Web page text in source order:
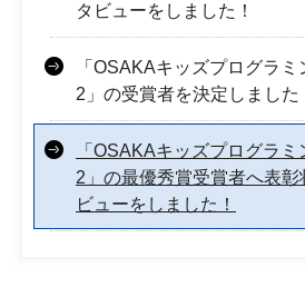
タビューをしました！
「OSAKAキッズプログラ
2」の受賞者を決定しました
「OSAKAキッズプログラ
2」の最優秀賞受賞者へ表彰
ビューをしました！